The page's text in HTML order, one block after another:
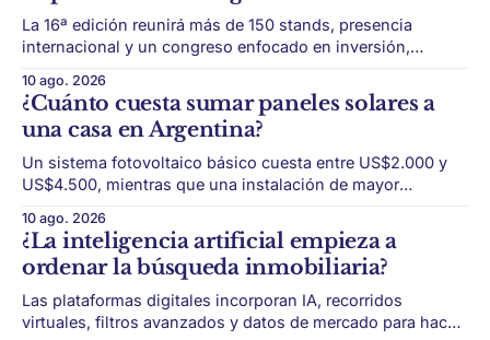
La 16ª edición reunirá más de 150 stands, presencia
internacional y un congreso enfocado en inversión,
mercado que vuelve a moverse. El real estate argentino
tendrá una nueva vidriera para mostrar proyectos,
tendencias y oportunidades. La Expo Real Estate Argentina
2026 se realizará el
10 ago. 2026
¿Cuánto cuesta sumar paneles solares a
una casa en Argentina?
Un sistema fotovoltaico básico cuesta entre US$2.000 y
US$4.500, mientras que una instalación de mayor
US$10.000, sin contar baterías. Las viviendas sustentables
dejaron de ser una idea futurista. Cada vez más familias
evalúan incorporar
10 ago. 2026
¿La inteligencia artificial empieza a
ordenar la búsqueda inmobiliaria?
Las plataformas digitales incorporan IA, recorridos
virtuales, filtros avanzados y datos de mercado para hacer